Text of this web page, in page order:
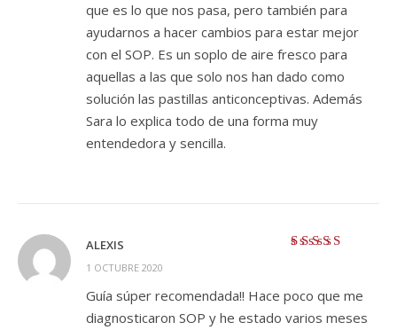
que es lo que nos pasa, pero también para
ayudarnos a hacer cambios para estar mejor
con el SOP. Es un soplo de aire fresco para
aquellas a las que solo nos han dado como
solución las pastillas anticonceptivas. Además
Sara lo explica todo de una forma muy
entendedora y sencilla.
ALEXIS
1 OCTUBRE 2020
Guía súper recomendada!! Hace poco que me
diagnosticaron SOP y he estado varios meses